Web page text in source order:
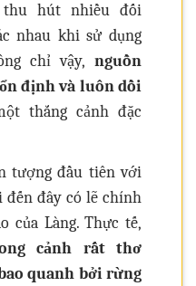
hút nhiều đối
nhau khi sử dụng
chỉ vậy, nguồn
định và luôn dồi
thắng cảnh đặc
tượng đầu tiên với
đây có lẽ chính
của Làng. Thực tế,
cảnh rất thơ
quanh bởi rừng